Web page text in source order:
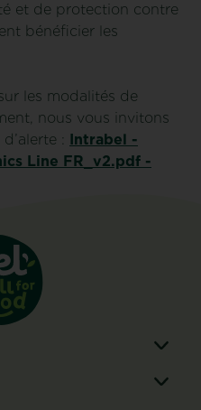
et de protection contre
bénéficier les
les modalités de
nous vous invitons
: Intrabel -
Line FR_v2.pdf -